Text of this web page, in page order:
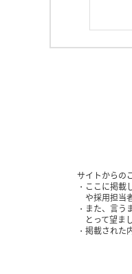
サイトからの
ここに掲載
や採用担当
また、言う
とって望ま
掲載された